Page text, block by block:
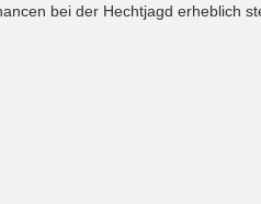
bei der Hechtjagd erheblich